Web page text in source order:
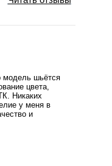
модель шьётся
цвета,
Никаких
у меня в
и